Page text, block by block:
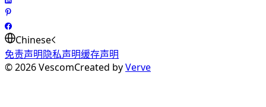
Chinese
免责声明隐私声明缓存声明
©2026VescomCreated byVerve